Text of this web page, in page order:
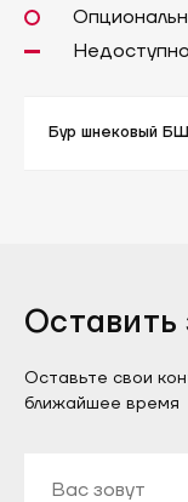
Недоступно
Бур шнековый
Оставить
Оставьте свои
ближайшее время